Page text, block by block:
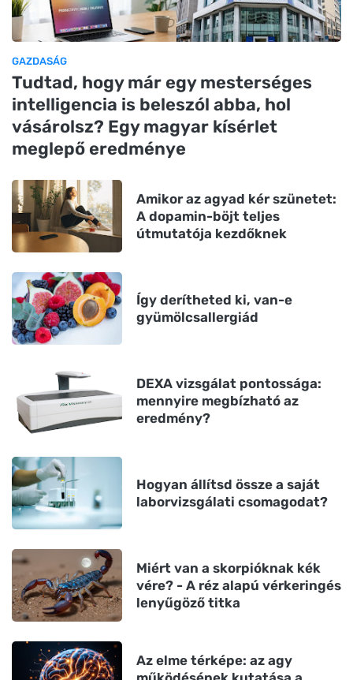
GAZDASÁG
Tudtad, hogy már egy mesterséges
intelligencia is beleszól abba, hol
vásárolsz? Egy magyar kísérlet
meglepő eredménye
Amikor az agyad kér szünetet:
A dopamin-böjt teljes
útmutatója kezdőknek
Így derítheted ki, van-e
gyümölcsallergiád
DEXA vizsgálat pontossága:
mennyire megbízható az
eredmény?
Hogyan állítsd össze a saját
laborvizsgálati csomagodat?
Miért van a skorpióknak kék
vére? - A réz alapú vérkeringés
lenyűgöző titka
Az elme térképe: az agy